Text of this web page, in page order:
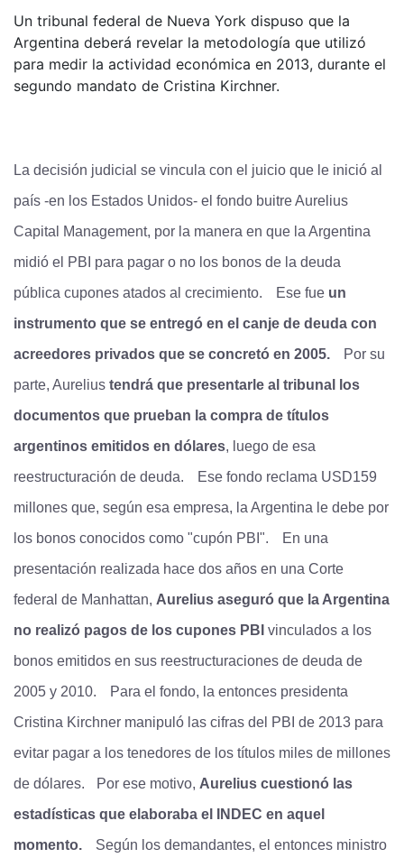
Un tribunal federal de Nueva York dispuso que la
Argentina deberá revelar la metodología que utilizó
para medir la actividad económica en 2013, durante el
segundo mandato de Cristina Kirchner.
La decisión judicial se vincula con el juicio que le inició al
país -en los Estados Unidos- el fondo buitre Aurelius
Capital Management, por la manera en que la Argentina
midió el PBI para pagar o no los bonos de la deuda
pública cupones atados al crecimiento.
Ese fue un
instrumento que se entregó en el canje de deuda con
acreedores privados que se concretó en 2005.
Por su
parte, Aurelius tendrá que presentarle al tribunal los
documentos que prueban la compra de títulos
argentinos emitidos en dólares, luego de esa
reestructuración de deuda.
Ese fondo reclama USD159
millones que, según esa empresa, la Argentina le debe por
los bonos conocidos como "cupón PBI".
En una
presentación realizada hace dos años en una Corte
federal de Manhattan, Aurelius aseguró que la Argentina
no realizó pagos de los cupones PBI vinculados a los
bonos emitidos en sus reestructuraciones de deuda de
2005 y 2010.
Para el fondo, la entonces presidenta
Cristina Kirchner manipuló las cifras del PBI de 2013 para
evitar pagar a los tenedores de los títulos miles de millones
de dólares.
Por ese motivo, Aurelius cuestionó las
estadísticas que elaboraba el INDEC en aquel
momento.
Según los demandantes, el entonces ministro